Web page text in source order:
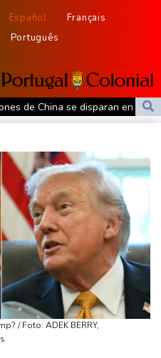
Español
Français
Português
de China se disparan en julio
lograr una declaración contra
excluir a Marruecos de la
en Argentina por un
privada
el noroeste de EEUU confiesa
por causas políticas pide cerrar
sufrir abusos en las calles de
/ Foto: ADEK BERRY,